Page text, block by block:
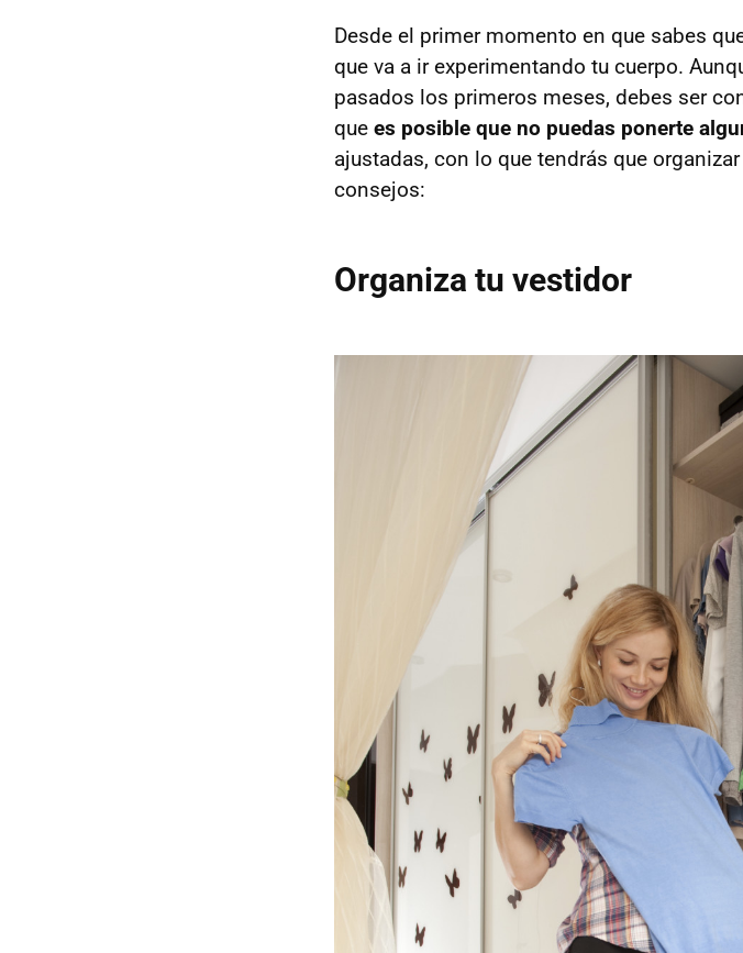
Desde el primer momento en que sabes
que va a ir experimentando tu cuerpo.
pasados los primeros meses, debes ser
que es posible que no puedas ponerte
ajustadas, con lo que tendrás que
consejos:
Organiza tu vestidor